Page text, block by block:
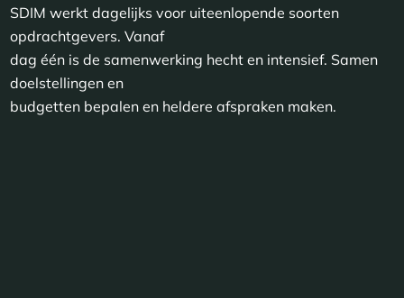
SDIM werkt dagelijks voor uiteenlopende soorten
opdrachtgevers. Vanaf
dag één is de samenwerking hecht en intensief. Samen
doelstellingen en
budgetten bepalen en heldere afspraken maken.